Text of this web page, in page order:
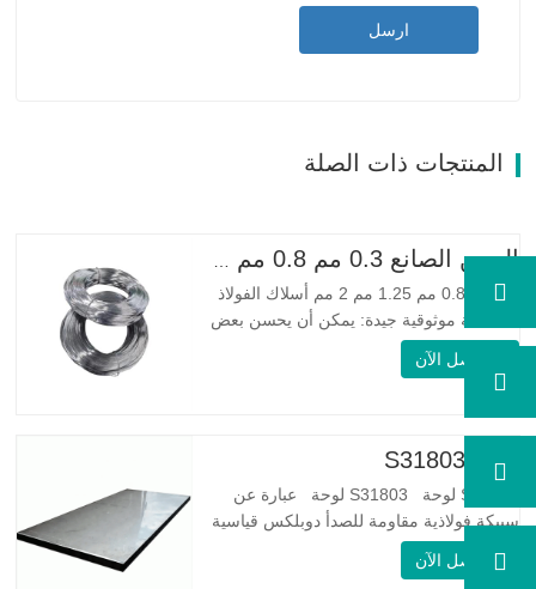
ارسل
المنتجات ذات الصلة
0.3 مم 0.8 مم 1.25 مم 2 مم أسلاك الفولاذ
المجلفنة موثوقية جيدة: يمكن أن يحسن بعض
العقد والنتوءات والصدأ على الأسلاك الفولاذية
مرونة جيدة: صلابة الفولاذ المجلفن جيدة جدًا،
اتصل الآن
لوحة S31803
S31803 لوحة S31803 لوحة عبارة عن
سبيكة فولاذية مقاومة للصدأ دوبلكس قياسية
على الوجهين. لديها بنية مجهرية من
اتصل الآن